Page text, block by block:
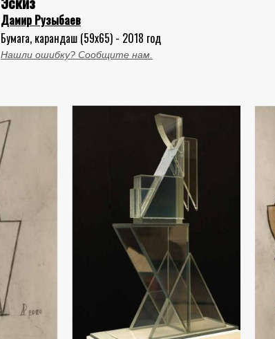
Дамир Рузыбаев
Бумага, карандаш (59x65) - 2018 год
Нашли ошибку? Сообщите нам.